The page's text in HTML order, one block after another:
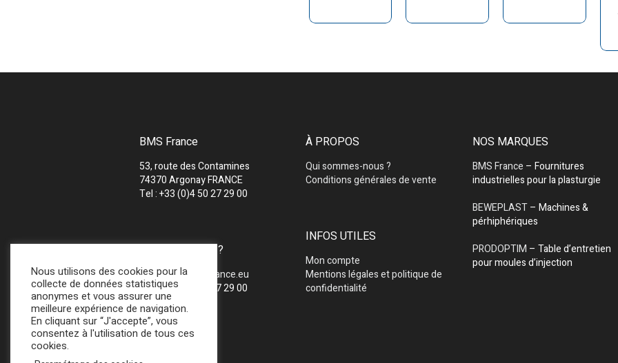
BMS France
53, route des Contamines
74370 Argonay FRANCE
Tel : +33 (0)4 50 27 29 00
UNE QUESTION ?
Mail :info@bmsfrance.eu
Tel : +33 (0)4 50 27 29 00
À PROPOS
Qui sommes-nous ?
Conditions générales de vente
INFOS UTILES
Mon compte
Mentions légales et politique de
confidentialité
NOS MARQUES
BMS France – Fournitures
industrielles pour la plasturgie
BEWEPLAST– Machines &
pérhiphériques
PRODOPTIM – Table d’entretien
pour moules d’injection
Nous utilisons des cookies pour la
collecte de données statistiques
anonymes et vous assurer une
meilleure expérience de navigation.
En cliquant sur “J'accepte”, vous
consentez à l'utilisation de tous ces
cookies.